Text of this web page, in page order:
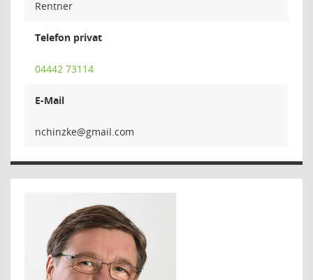
Rentner
Telefon privat
04442 73114
E-Mail
ekzn